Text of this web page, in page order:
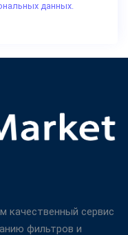
данных.
качественный сервис
фильтров и